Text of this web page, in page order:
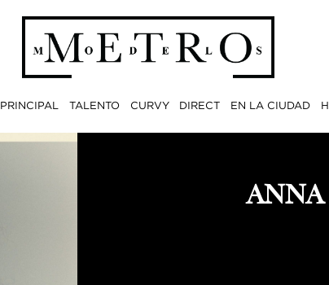
PRINCIPAL TALENTO CURVY DIRECT EN LA CIUDAD
ANNA